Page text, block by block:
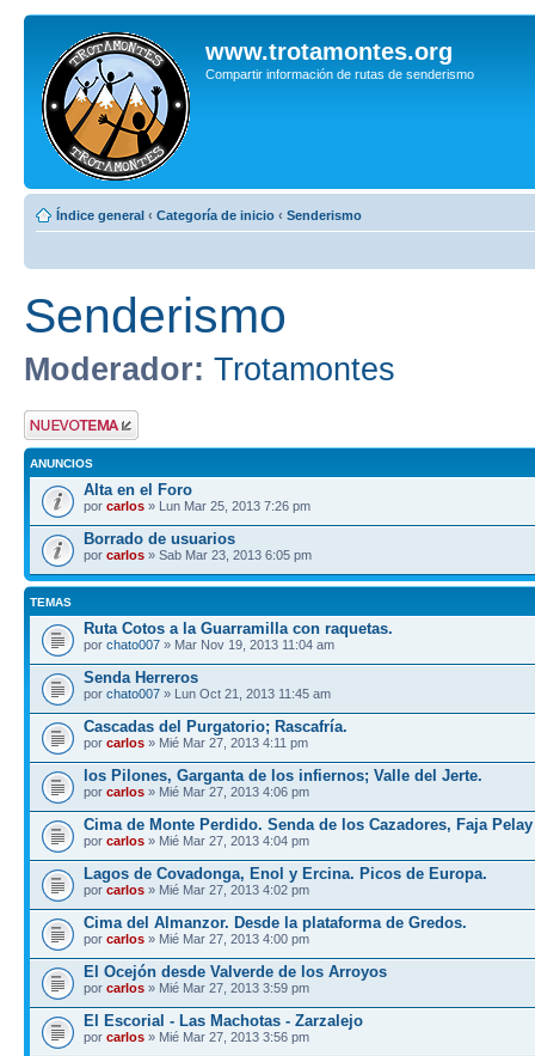
www.trotamontes.org
Compartir información de rutas de senderismo
Índice general ‹ Categoría de inicio ‹ Senderismo
Senderismo
Moderador: Trotamontes
Publicar un nuevo
tema
ANUNCIOS
Alta en el Foro
por carlos » Lun Mar 25, 2013 7:26 pm
Borrado de usuarios
por carlos » Sab Mar 23, 2013 6:05 pm
TEMAS
Ruta Cotos a la Guarramilla con raquetas.
por chato007 » Mar Nov 19, 2013 11:04 am
Senda Herreros
por chato007 » Lun Oct 21, 2013 11:45 am
Cascadas del Purgatorio; Rascafría.
por carlos » Mié Mar 27, 2013 4:11 pm
los Pilones, Garganta de los infiernos; Valle del Jerte.
por carlos » Mié Mar 27, 2013 4:06 pm
Cima de Monte Perdido. Senda de los Cazadores, Faja Pelay
por carlos » Mié Mar 27, 2013 4:04 pm
Lagos de Covadonga, Enol y Ercina. Picos de Europa.
por carlos » Mié Mar 27, 2013 4:02 pm
Cima del Almanzor. Desde la plataforma de Gredos.
por carlos » Mié Mar 27, 2013 4:00 pm
El Ocejón desde Valverde de los Arroyos
por carlos » Mié Mar 27, 2013 3:59 pm
El Escorial - Las Machotas - Zarzalejo
por carlos » Mié Mar 27, 2013 3:56 pm